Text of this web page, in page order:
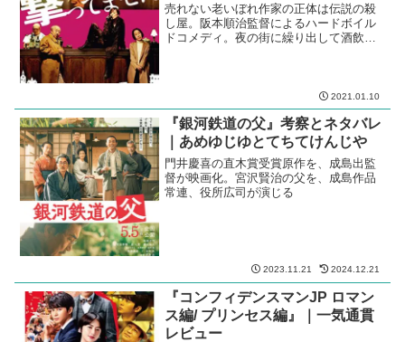
売れない老いぼれ作家の正体は伝説の殺
し屋。阪本順治監督によるハードボイル
ドコメディ。夜の街に繰り出して酒飲ん
2021.01.10
『銀河鉄道の父』考察とネタバレ
｜あめゆじゆとてちてけんじや
門井慶喜の直木賞受賞原作を、成島出監
督が映画化。宮沢賢治の父を、成島作品
常連、役所広司が演じる
2023.11.21 2024.12.21
『コンフィデンスマンJP ロマン
ス編/ プリンセス編』｜一気通貫
レビュー